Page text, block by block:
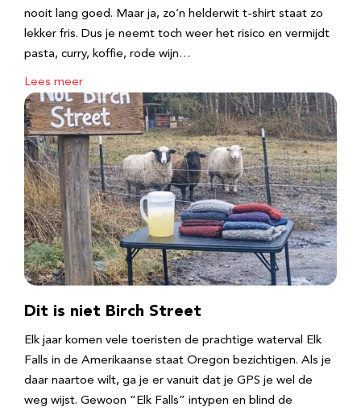
nooit lang goed. Maar ja, zo’n helderwit t-shirt staat zo
lekker fris. Dus je neemt toch weer het risico en vermijdt
pasta, curry, koffie, rode wijn…
Lees meer
Dit is niet Birch Street
Elk jaar komen vele toeristen de prachtige waterval Elk
Falls in de Amerikaanse staat Oregon bezichtigen. Als je
daar naartoe wilt, ga je er vanuit dat je GPS je wel de
weg wijst. Gewoon “Elk Falls” intypen en blind de